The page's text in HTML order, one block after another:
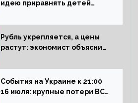
идею приравнять детей
Рубль укрепляется, а цены
растут: экономист объяснил
на рынок РФ
События на Украине к 21:00
16 июля: крупные потери ВСУ